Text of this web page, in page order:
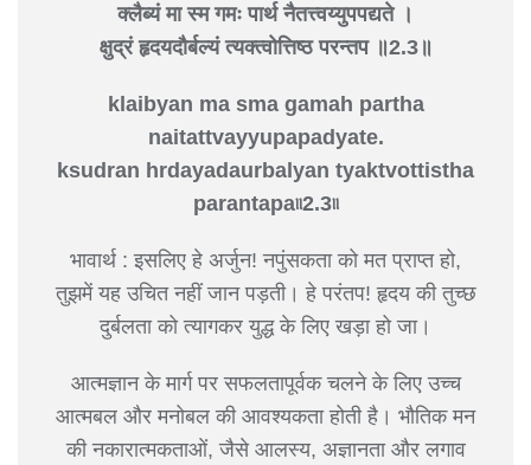
क्लैब्यं मा स्म गमः पार्थ नैतत्त्वय्युपपद्यते ।
क्षुद्रं हृदयदौर्बल्यं त्यक्त्वोत्तिष्ठ परन्तप ॥2.3॥
klaibyan ma sma gamah partha
naitattvayyupapadyate.
ksudran hrdayadaurbalyan tyaktvottistha
parantapa৷৷2.3৷৷
भावार्थ : इसलिए हे अर्जुन! नपुंसकता को मत प्राप्त हो,
तुझमें यह उचित नहीं जान पड़ती। हे परंतप! हृदय की तुच्छ
दुर्बलता को त्यागकर युद्ध के लिए खड़ा हो जा।
आत्मज्ञान के मार्ग पर सफलतापूर्वक चलने के लिए उच्च
आत्मबल और मनोबल की आवश्यकता होती है। भौतिक मन
की नकारात्मकताओं, जैसे आलस्य, अज्ञानता और लगाव